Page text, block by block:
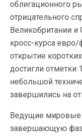
облигационного
отрицательного
Великобритании и
кросс-курса
открытие
достигли отметки
небольшой
завершились на
Ведущие мировые
завершающую